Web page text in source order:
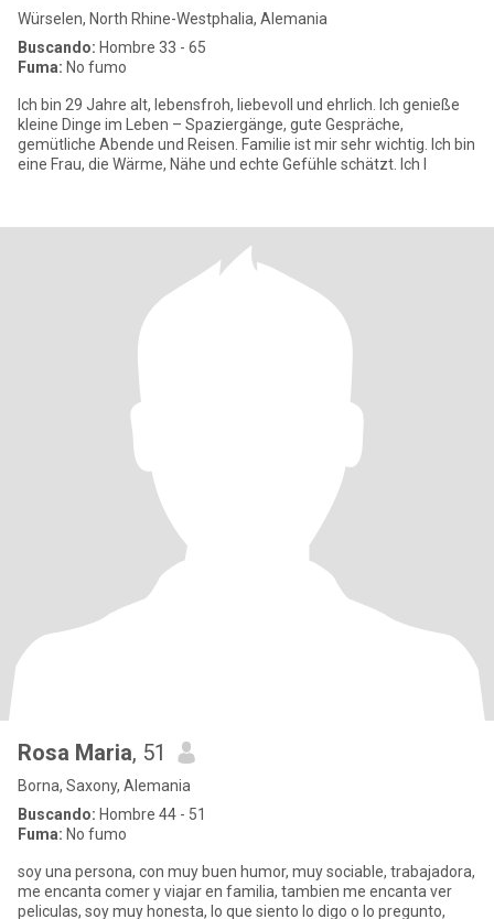
Würselen, North Rhine-Westphalia, Alemania
Buscando: Hombre 33 - 65
Fuma: No fumo
Ich bin 29 Jahre alt, lebensfroh, liebevoll und ehrlich. Ich genieße
kleine Dinge im Leben – Spaziergänge, gute Gespräche,
gemütliche Abende und Reisen. Familie ist mir sehr wichtig. Ich bin
eine Frau, die Wärme, Nähe und echte Gefühle schätzt. Ich l
Rosa Maria, 51
Borna, Saxony, Alemania
Buscando: Hombre 44 - 51
Fuma: No fumo
soy una persona, con muy buen humor, muy sociable, trabajadora,
me encanta comer y viajar en familia, tambien me encanta ver
peliculas, soy muy honesta, lo que siento lo digo o lo pregunto,